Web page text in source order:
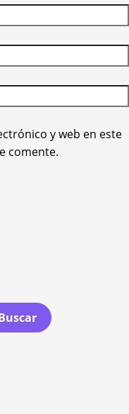
y web en este
comente.